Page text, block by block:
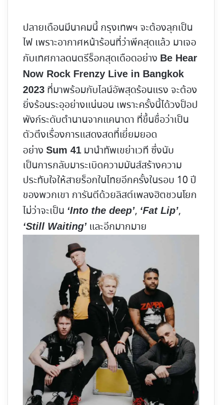
ปลายเดือนมีนาคมนี้ กรุงเทพฯ จะต้องลุกเป็น
ไฟ เพราะอากาศหน้าร้อนที่ว่าพีคสุดแล้ว มาเจอ
กับเทศกาลดนตรีร็อกสุดเดือดอย่าง Be Hear
Now Rock Frenzy Live in Bangkok
2023 ที่มาพร้อมกับไลน์อัพสุดร้อนแรง จะต้อง
ยิ่งร้อนระอุอย่างแน่นอน เพราะครั้งนี้ได้วงป็อป
พังก์ระดับตำนานจากแคนาดา ที่ขึ้นชื่อว่าเป็น
ตัวตึงเรื่องการแสดงสดที่เยี่ยมยอด
อย่าง Sum 41 มานำทัพเขย่าเวที ซึ่งนับ
เป็นการกลับมาระเบิดความมันส์สร้างความ
ประทับใจให้สายร็อกในไทยอีกครั้งในรอบ 10 ปี
ของพวกเขา การันตีด้วยลิสต์เพลงฮิตชวนโยก
ไม่ว่าจะเป็น ‘Into the deep’, ‘Fat Lip’,
‘Still Waiting’ และอีกมากมาย